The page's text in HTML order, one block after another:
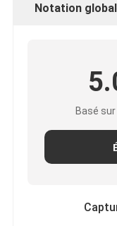
Notation
Basé